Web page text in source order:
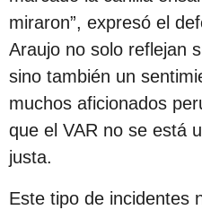
p
u
b
l
i
c
a
c
miraron”, expresó el
Araujo no solo reflejan
sino también un
muchos aficionados
que el VAR no se está
justa.
Este tipo de incidentes